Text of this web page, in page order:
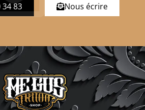
34 83 Nous écrire